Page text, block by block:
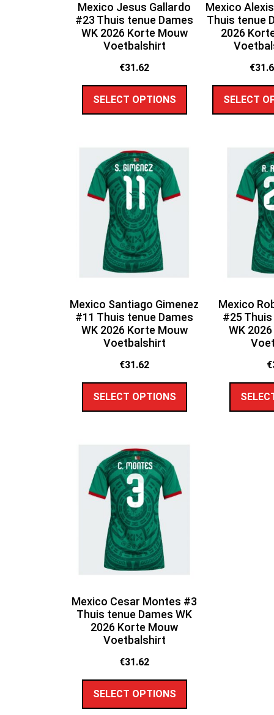
Mexico Jesus Gallardo
#23 Thuis tenue Dames
WK 2026 Korte Mouw
Voetbalshirt
€31.62
SELECT OPTIONS
Mexico
Thuis tenue
2026
€
SELECT
Mexico Santiago Gimenez
#11 Thuis tenue Dames
WK 2026 Korte Mouw
Voetbalshirt
€31.62
SELECT OPTIONS
Mexico
#25
WK
€
Mexico Cesar Montes #3
Thuis tenue Dames WK
2026 Korte Mouw
Voetbalshirt
€31.62
SELECT OPTIONS